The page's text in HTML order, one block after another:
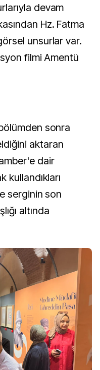
devam
Hz. Fatma
unsurlar var.
filmi Amentü
sonra
aktaran
dair
serginin son
altında